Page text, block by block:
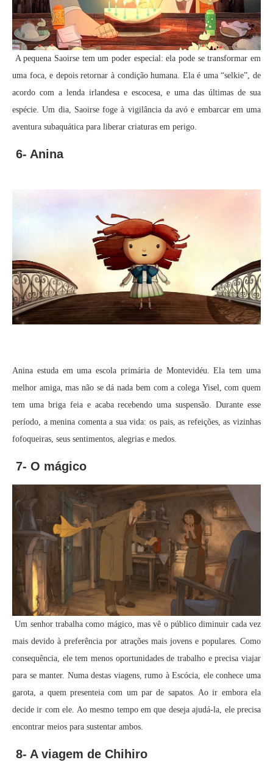
A pequena Saoirse tem um poder especial: ela pode se transformar em
uma foca, e depois retornar à condição humana. Ela é uma “selkie”, de
acordo com a lenda irlandesa e escocesa, e uma das últimas de sua
espécie. Um dia, Saoirse foge à vigilância da avó e embarcar em uma
aventura subaquática para liberar criaturas em perigo.
6- Anina
Anina estuda em uma escola primária de Montevidéu. Ela tem uma
melhor amiga, mas não se dá nada bem com a colega Yisel, com quem
tem uma briga feia e acaba recebendo uma suspensão. Durante esse
período, a menina comenta a sua vida: os pais, as refeições, as vizinhas
fofoqueiras, seus sentimentos, alegrias e medos.
7- O mágico
Um senhor trabalha como mágico, mas vê o público diminuir cada vez
mais devido à preferência por atrações mais jovens e populares. Como
consequência, ele tem menos oportunidades de trabalho e precisa viajar
para se manter. Numa destas viagens, rumo à Escócia, ele conhece uma
garota, a quem presenteia com um par de sapatos. Ao ir embora ela
decide ir com ele. Ao mesmo tempo em que deseja ajudá-la, ele precisa
encontrar meios para sustentar ambos.
8- A viagem de Chihiro